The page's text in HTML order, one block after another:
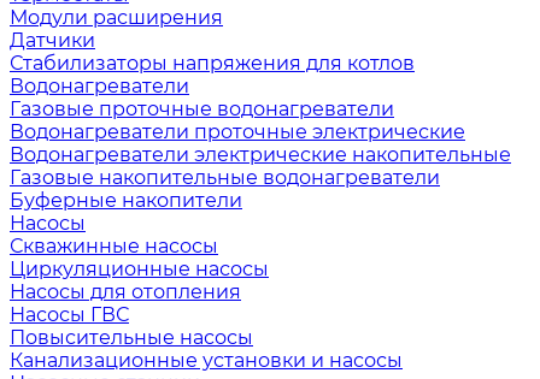
Модули расширения
Датчики
Стабилизаторы напряжения для котлов
Водонагреватели
Газовые проточные водонагреватели
Водонагреватели проточные электрические
Водонагреватели электрические накопительные
Газовые накопительные водонагреватели
Буферные накопители
Насосы
Скважинные насосы
Циркуляционные насосы
Насосы для отопления
Насосы ГВС
Повысительные насосы
Канализационные установки и насосы